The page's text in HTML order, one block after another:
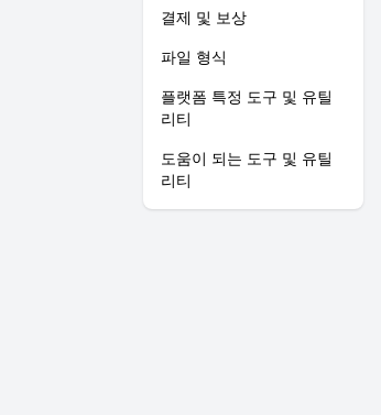
결제 및 보상
파일 형식
플랫폼 특정 도구 및 유틸
리티
도움이 되는 도구 및 유틸
리티